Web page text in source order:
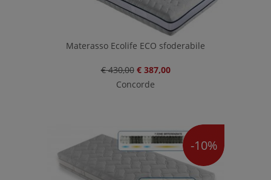
Materasso Ecolife ECO sfoderabile
€ 430,00 € 387,00
Concorde
-10%